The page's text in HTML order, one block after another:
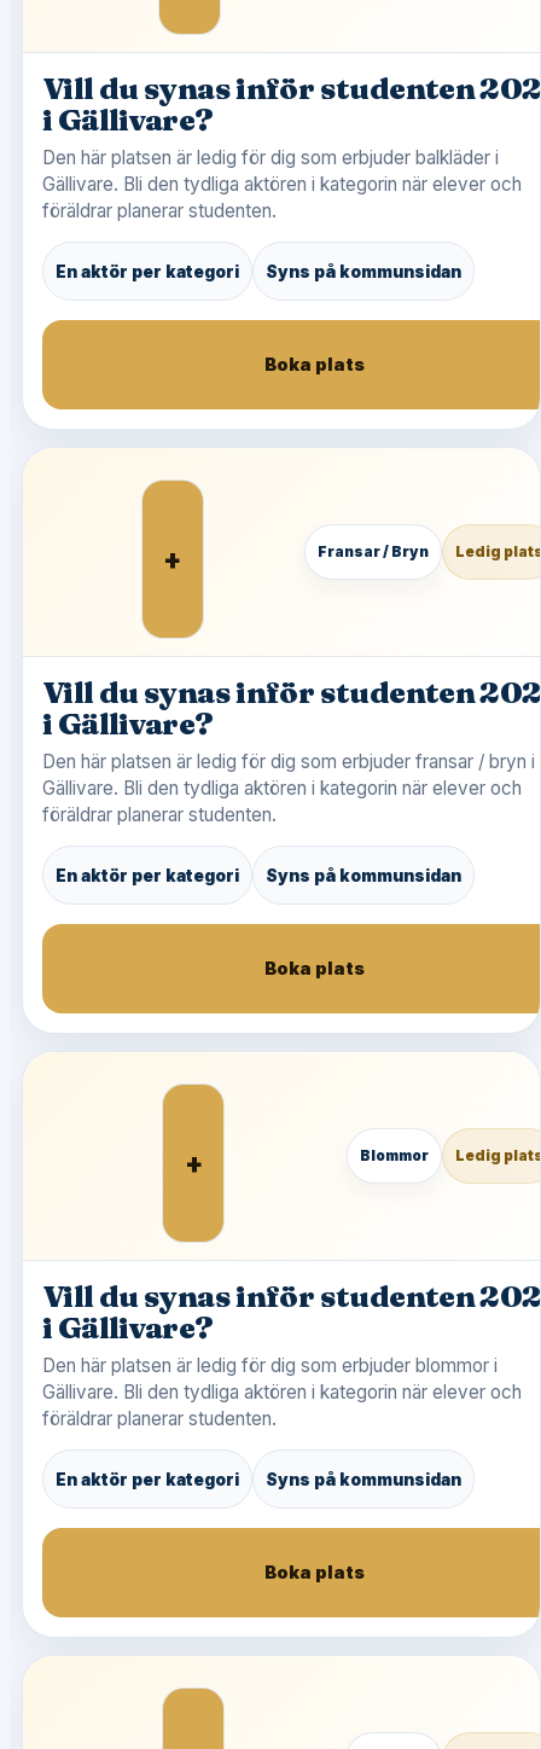
Vill du synas inför studenten
i Gällivare?
Den här platsen är ledig för dig som erbjuder balkläder i
Gällivare. Bli den tydliga aktören i kategorin när elever och
föräldrar planerar studenten.
En aktör per kategori Syns på kommunsidan
Boka plats
+ Fransar / Bryn Ledig
Vill du synas inför studenten
i Gällivare?
Den här platsen är ledig för dig som erbjuder fransar / bryn i
Gällivare. Bli den tydliga aktören i kategorin när elever och
föräldrar planerar studenten.
En aktör per kategori Syns på kommunsidan
Boka plats
+ Blommor Ledig
Vill du synas inför studenten
i Gällivare?
Den här platsen är ledig för dig som erbjuder blommor i
Gällivare. Bli den tydliga aktören i kategorin när elever och
föräldrar planerar studenten.
En aktör per kategori Syns på kommunsidan
Boka plats